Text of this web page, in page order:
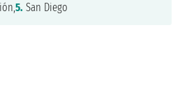
5. San Diego